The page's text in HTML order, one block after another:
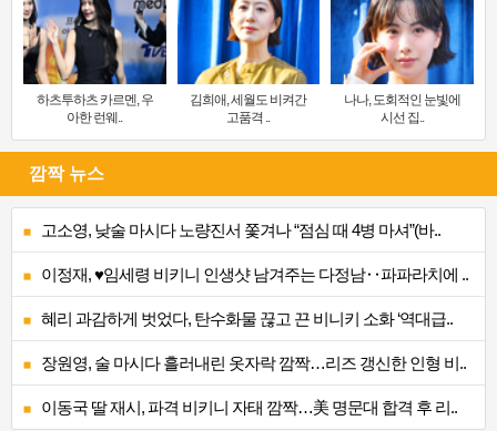
하츠투하츠 카르멘, 우
아한 런웨..
김희애, 세월도 비켜간
고품격 ..
나나, 도회적인 눈빛에
시선 집..
깜짝 뉴스
고소영, 낮술 마시다 노량진서 쫓겨나 “점심 때 4병 마셔”(바..
이정재, ♥임세령 비키니 인생샷 남겨주는 다정남‥파파라치에 ..
혜리 과감하게 벗었다, 탄수화물 끊고 끈 비니키 소화 ‘역대급..
장원영, 술 마시다 흘러내린 옷자락 깜짝…리즈 갱신한 인형 비..
이동국 딸 재시, 파격 비키니 자태 깜짝…美 명문대 합격 후 리..